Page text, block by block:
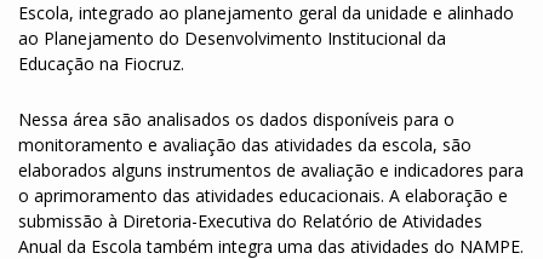
Escola, integrado ao planejamento geral da unidade e alinhado
ao Planejamento do Desenvolvimento Institucional da
Educação na Fiocruz.
Nessa área são analisados os dados disponíveis para o
monitoramento e avaliação das atividades da escola, são
elaborados alguns instrumentos de avaliação e indicadores para
o aprimoramento das atividades educacionais. A elaboração e
submissão à Diretoria-Executiva do Relatório de Atividades
Anual da Escola também integra uma das atividades do NAMPE.